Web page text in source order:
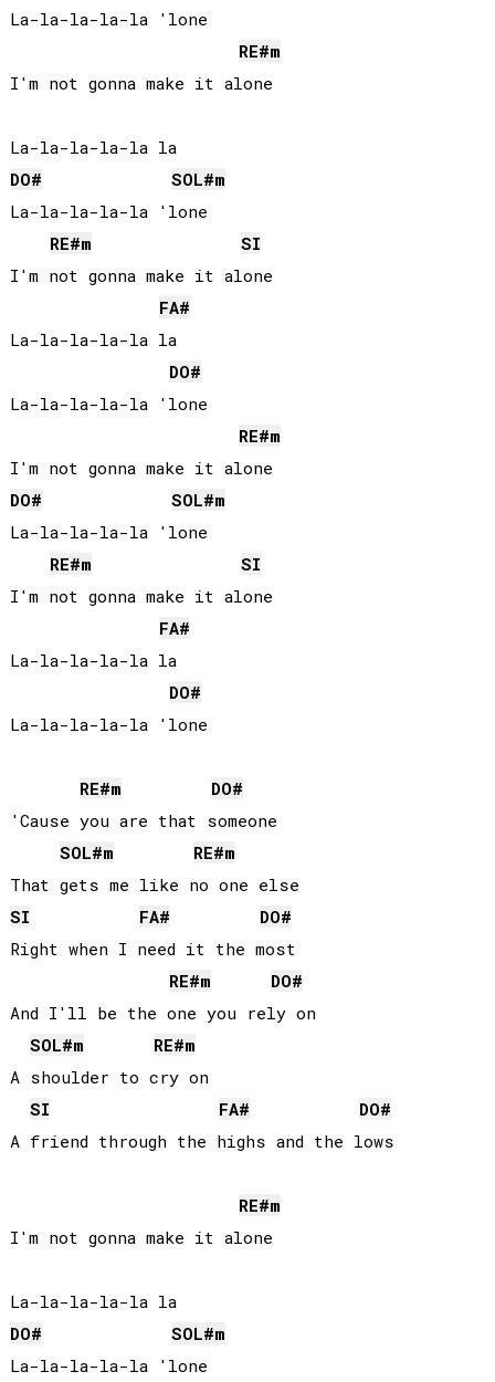
La-la-la-la-la 'lone
RE#m
I'm not gonna make it alone
La-la-la-la-la la
DO#
SOL#m
La-la-la-la-la 'lone
RE#m
SI
I'm not gonna make it alone
FA#
La-la-la-la-la la
DO#
La-la-la-la-la 'lone
RE#m
DO#
SOL#m
La-la-la-la-la 'lone
RE#m
SI
I'm not gonna make it alone
FA#
La-la-la-la-la la
DO#
La-la-la-la-la 'lone
RE#m
DO#
'Cause you are that someone
SOL#m RE#m
SI
FA#
DO#
Right when I need it the most
RE#m
DO#
And I'll be the one you rely on
SOL#m RE#m
A shoulder to cry on
SI
FA#
DO#
A friend through the highs and the lows
RE#m
I'm not gonna make it alone
La-la-la-la-la la
DO#
SOL#m
La-la-la-la-la 'lone